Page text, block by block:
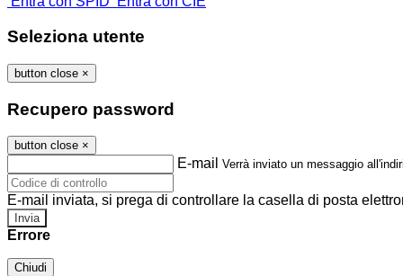
Seleziona utente
button close ×
Recupero password
button close ×
E-mail Verrà inviato un messaggio
E-mail inviata, si prega di controllare la casella di posta
Errore
Chiudi